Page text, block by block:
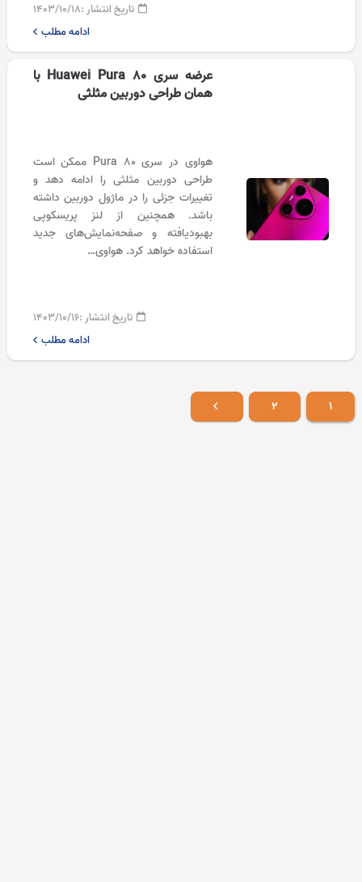
تاریخ انتشار :۱۴۰۳/۱۰/۱۸
ادامه مطلب
عرضه سری Huawei Pura 80 با
همان طراحی دوربین مثلثی
هواوی در سری Pura 80 ممکن است
طراحی دوربین مثلثی را ادامه دهد و
تغییرات جزئی را در ماژول دوربین داشته
باشد. همچنین از لنز پریسکوپی
بهبودیافته و صفحه‌نمایش‌های جدید
استفاده خواهد کرد. هواوی…
تاریخ انتشار :۱۴۰۳/۱۰/۱۶
ادامه مطلب
۱ ۲